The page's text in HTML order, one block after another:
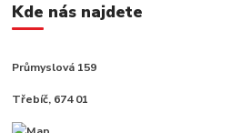
Kde nás najdete
Průmyslová 159
Třebíč, 674 01